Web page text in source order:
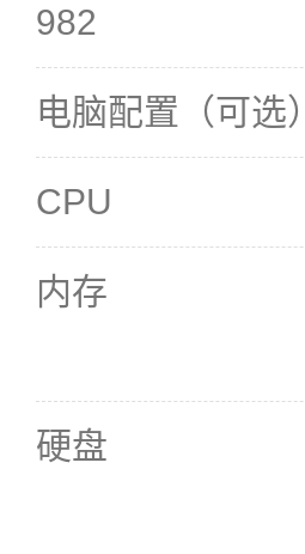
982
电脑配置（可选）
CPU
内存
硬盘